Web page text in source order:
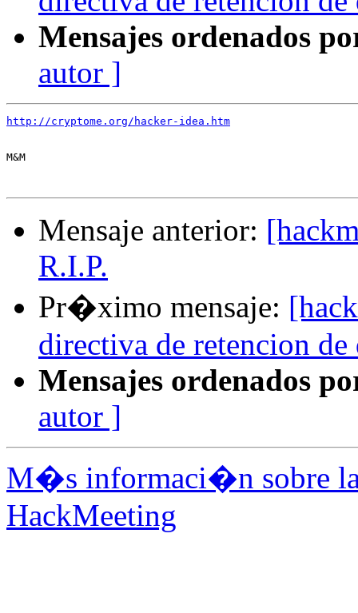
Mensajes ordenados
autor ]
http://cryptome.org/hacker-idea.htm
M&M
Mensaje anterior:
R.I.P.
Pr�ximo mensaje:
directiva de retencion de
Mensajes ordenados
autor ]
M�s informaci�n sobre
HackMeeting